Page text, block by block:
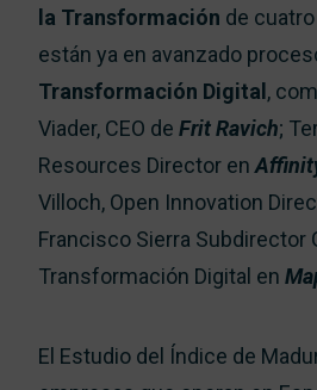
la Transformación de
están ya en avanzado
Transformación Digital ,
Viader, CEO de Frit Ravich;
Resources Director en
Villoch, Open Innovation
Francisco Sierra Subdirector
Transformación Digital en
El Estudio del Índice de